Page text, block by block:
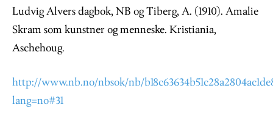
Ludvig Alvers dagbok, NB og Tiberg, A. (1910). Amalie
Skram som kunstner og menneske. Kristiania,
Aschehoug.
http://www.nb.no/nbsok/nb/
lang=no#31